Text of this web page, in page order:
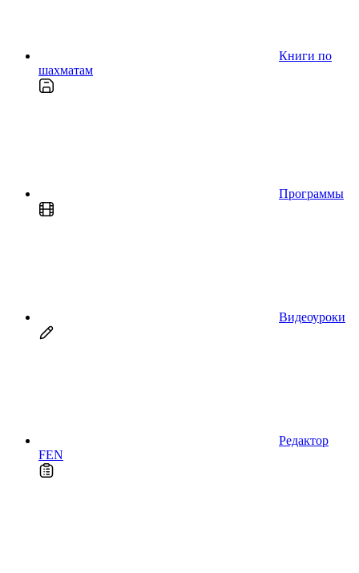
Книги по
шахматам
Программы
Видеоуроки
Редактор
FEN